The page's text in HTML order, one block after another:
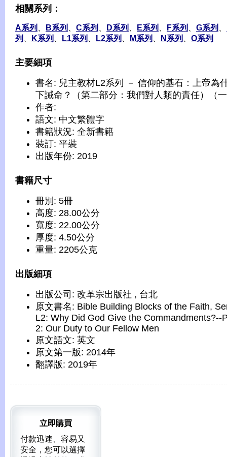
相關系列：
A系列 B系列 C系列 D系列 E系列 F系列 G系列
列
K系列 L1系列 L2系列 M系列 N系列 O系列
主要細項
書名: 兒主教材L2系列 － 信仰的基石：上帝為
下誡命？（第二部分：我們對人類的責任）（
作者:
語文: 中文繁體字
書籍狀況: 全新書籍
裝訂: 平裝
出版年份: 2019
書籍尺寸
冊別: 5冊
高度: 28.00公分
寬度: 22.00公分
厚度: 4.50公分
重量: 2205公克
出版細項
出版公司: 改革宗出版社 , 台北
原文書名: Bible Building Blocks of the Faith,
L2: Why Did God Give the Commandments?--
2: Our Duty to Our Fellow Men
原文語文: 英文
原文第一版: 2014年
翻譯版: 2019年
立即購買
付款迅速、容易又
安全，您可以選擇